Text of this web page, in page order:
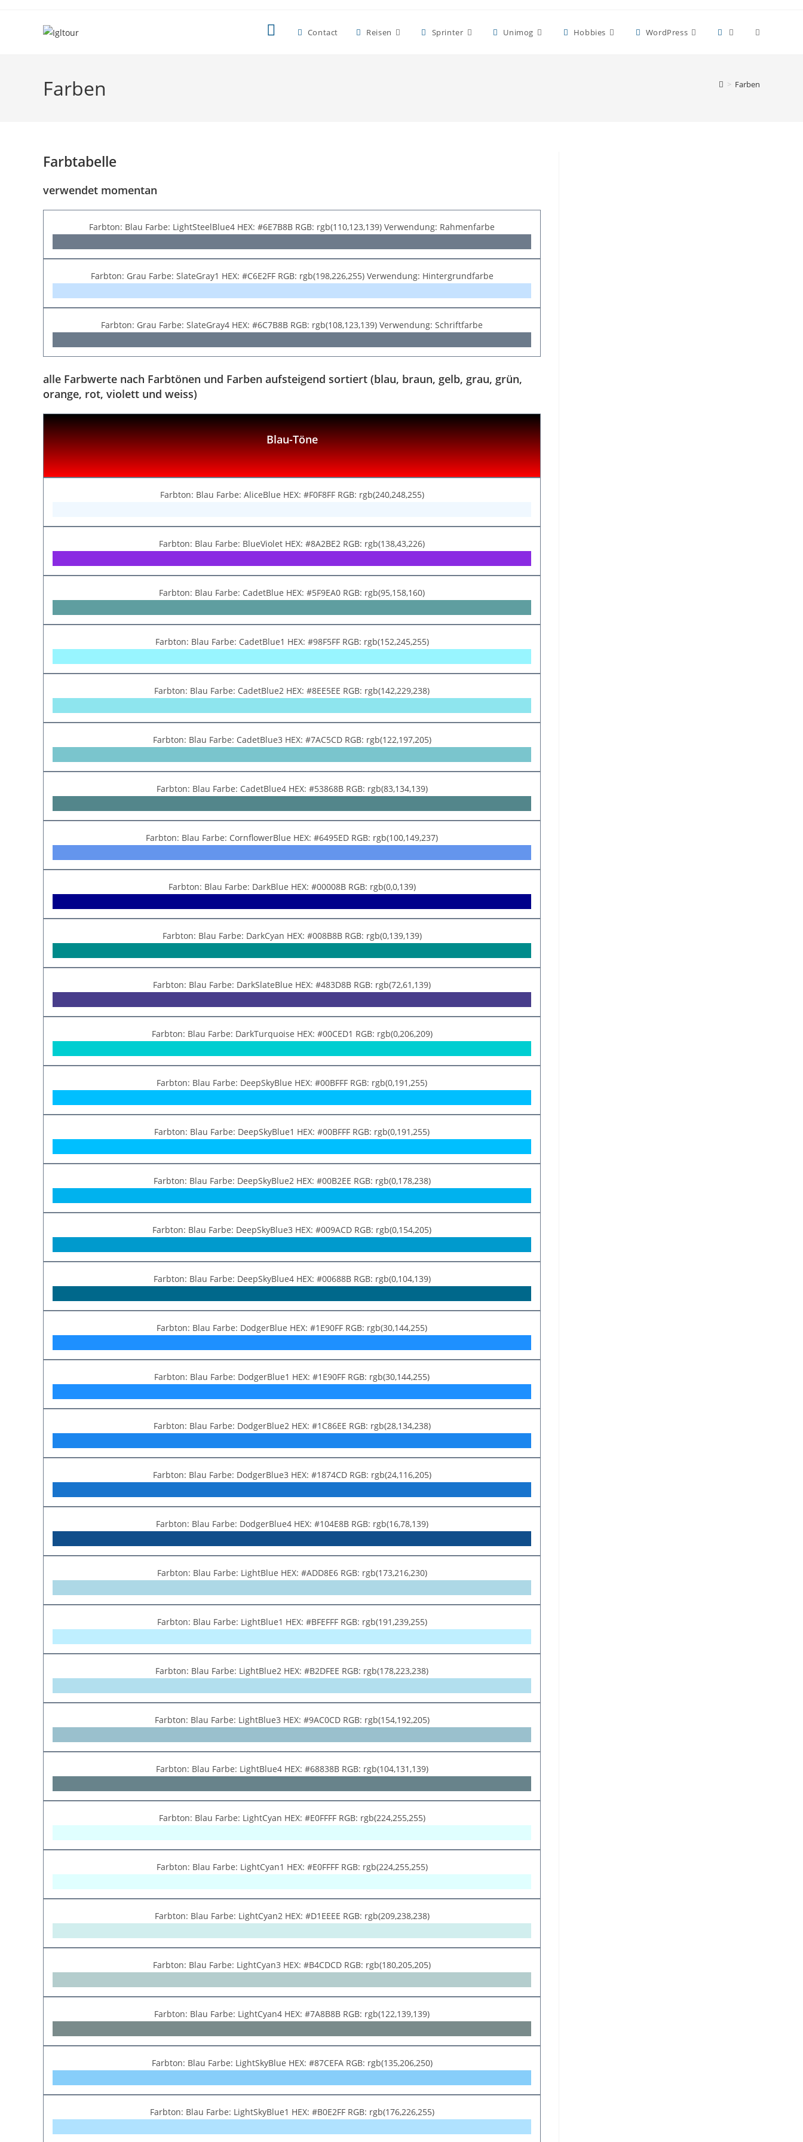
Contact Reisen Sprinter Unimog Hobbies WordPress Toggle
Farben > Farben
Farbtabelle
verwendet momentan
Farbton: Blau Farbe: LightSteelBlue4 HEX: #6E7B8B RGB: rgb(110,123,139) Verwendung: Rahmenfarbe
Farbton: Grau Farbe: SlateGray1 HEX: #C6E2FF RGB: rgb(198,226,255) Verwendung: Hintergrundfarbe
Farbton: Grau Farbe: SlateGray4 HEX: #6C7B8B RGB: rgb(108,123,139) Verwendung: Schriftfarbe
alle Farbwerte nach Farbtönen und Farben aufsteigend sortiert (blau, braun, gelb, grau, grün,
orange, rot, violett und weiss)
Blau-Töne
Farbton: Blau Farbe: AliceBlue HEX: #F0F8FF RGB: rgb(240,248,255)
Farbton: Blau Farbe: BlueViolet HEX: #8A2BE2 RGB: rgb(138,43,226)
Farbton: Blau Farbe: CadetBlue HEX: #5F9EA0 RGB: rgb(95,158,160)
Farbton: Blau Farbe: CadetBlue1 HEX: #98F5FF RGB: rgb(152,245,255)
Farbton: Blau Farbe: CadetBlue2 HEX: #8EE5EE RGB: rgb(142,229,238)
Farbton: Blau Farbe: CadetBlue3 HEX: #7AC5CD RGB: rgb(122,197,205)
Farbton: Blau Farbe: CadetBlue4 HEX: #53868B RGB: rgb(83,134,139)
Farbton: Blau Farbe: CornflowerBlue HEX: #6495ED RGB: rgb(100,149,237)
Farbton: Blau Farbe: DarkBlue HEX: #00008B RGB: rgb(0,0,139)
Farbton: Blau Farbe: DarkCyan HEX: #008B8B RGB: rgb(0,139,139)
Farbton: Blau Farbe: DarkSlateBlue HEX: #483D8B RGB: rgb(72,61,139)
Farbton: Blau Farbe: DarkTurquoise HEX: #00CED1 RGB: rgb(0,206,209)
Farbton: Blau Farbe: DeepSkyBlue HEX: #00BFFF RGB: rgb(0,191,255)
Farbton: Blau Farbe: DeepSkyBlue1 HEX: #00BFFF RGB: rgb(0,191,255)
Farbton: Blau Farbe: DeepSkyBlue2 HEX: #00B2EE RGB: rgb(0,178,238)
Farbton: Blau Farbe: DeepSkyBlue3 HEX: #009ACD RGB: rgb(0,154,205)
Farbton: Blau Farbe: DeepSkyBlue4 HEX: #00688B RGB: rgb(0,104,139)
Farbton: Blau Farbe: DodgerBlue HEX: #1E90FF RGB: rgb(30,144,255)
Farbton: Blau Farbe: DodgerBlue1 HEX: #1E90FF RGB: rgb(30,144,255)
Farbton: Blau Farbe: DodgerBlue2 HEX: #1C86EE RGB: rgb(28,134,238)
Farbton: Blau Farbe: DodgerBlue3 HEX: #1874CD RGB: rgb(24,116,205)
Farbton: Blau Farbe: DodgerBlue4 HEX: #104E8B RGB: rgb(16,78,139)
Farbton: Blau Farbe: LightBlue HEX: #ADD8E6 RGB: rgb(173,216,230)
Farbton: Blau Farbe: LightBlue1 HEX: #BFEFFF RGB: rgb(191,239,255)
Farbton: Blau Farbe: LightBlue2 HEX: #B2DFEE RGB: rgb(178,223,238)
Farbton: Blau Farbe: LightBlue3 HEX: #9AC0CD RGB: rgb(154,192,205)
Farbton: Blau Farbe: LightBlue4 HEX: #68838B RGB: rgb(104,131,139)
Farbton: Blau Farbe: LightCyan HEX: #E0FFFF RGB: rgb(224,255,255)
Farbton: Blau Farbe: LightCyan1 HEX: #E0FFFF RGB: rgb(224,255,255)
Farbton: Blau Farbe: LightCyan2 HEX: #D1EEEE RGB: rgb(209,238,238)
Farbton: Blau Farbe: LightCyan3 HEX: #B4CDCD RGB: rgb(180,205,205)
Farbton: Blau Farbe: LightCyan4 HEX: #7A8B8B RGB: rgb(122,139,139)
Farbton: Blau Farbe: LightSkyBlue HEX: #87CEFA RGB: rgb(135,206,250)
Farbton: Blau Farbe: LightSkyBlue1 HEX: #B0E2FF RGB: rgb(176,226,255)